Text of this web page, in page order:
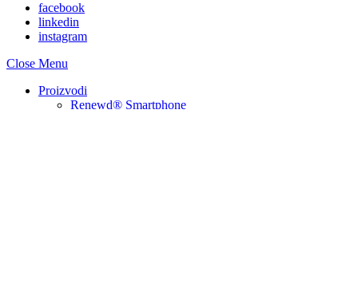
facebook
linkedin
instagram
Close Menu
Proizvodi
Renewd® Smartphone